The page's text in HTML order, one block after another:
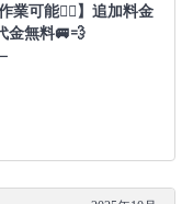
業可能🙆‍♀️】追加料金
金無料🚐💨